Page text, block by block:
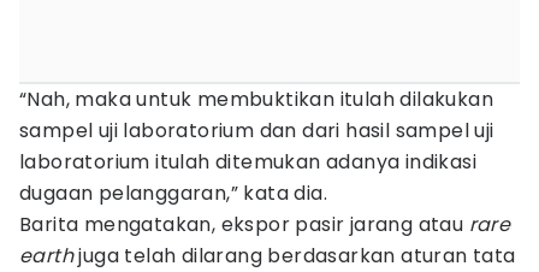
“Nah, maka untuk membuktikan itulah dilakukan
sampel uji laboratorium dan dari hasil sampel uji
laboratorium itulah ditemukan adanya indikasi
dugaan pelanggaran,” kata dia.
Barita mengatakan, ekspor pasir jarang atau rare
earthjuga telah dilarang berdasarkan aturan tata